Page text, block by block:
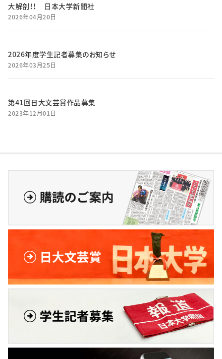
大解剖！！ 日本大学新聞社
2026年04月20日
2026年度学生記者募集のお知らせ
2026年03月25日
第41回日大文芸賞作品募集
2023年12月01日